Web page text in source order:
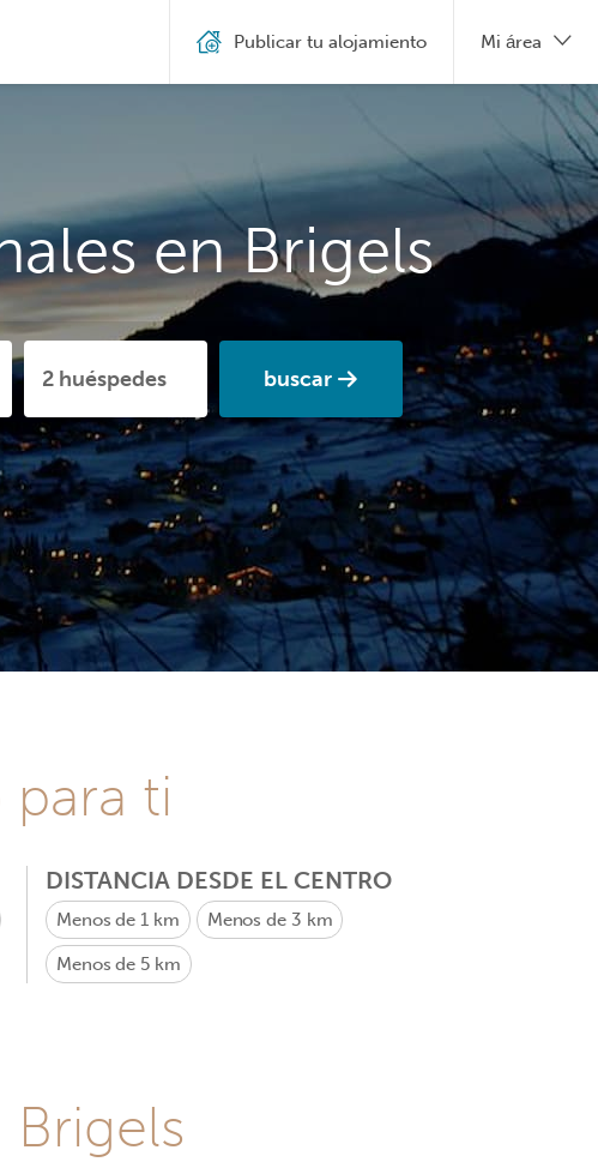
en Brigels
buscar
Publicar tu alojamiento Mi área
ti
DISTANCIA DESDE EL CENTRO
Menos de 1 km Menos de 3 km
Menos de 5 km